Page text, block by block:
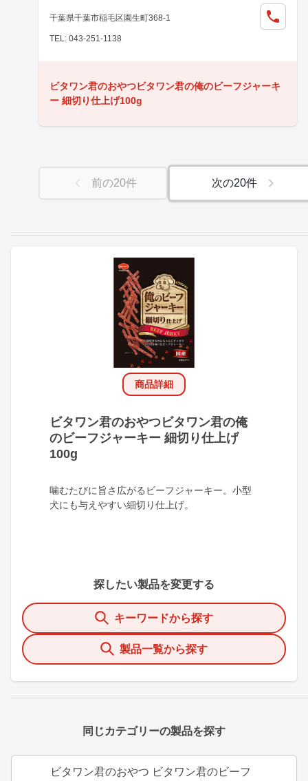
商品詳細
ビタワン君のおやつビタワン君の俺
のビーフジャーキー 細切り仕上げ
100g
噛むたびに旨さ広がるビーフジャーキー。小型
犬にも与えやすい細切り仕上げ。
探したい製品を変更する
キーワードから探す
製品一覧から探す
同じカテゴリーの製品を探す
ビタワン君のおやつ ビタワン君のビーフ
千葉県千葉市稲毛区園生町368-1
TEL: 043-251-1138
ビタワン君のおやつビタワン君の俺のビーフジャーキ
ー 細切り仕上げ100g
前の20件 次の20件